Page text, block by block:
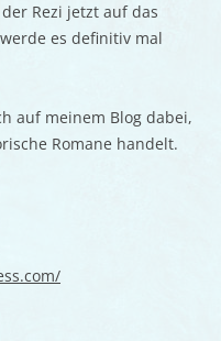
Rezi jetzt auf das
es definitiv mal
auf meinem Blog dabei,
Romane handelt.